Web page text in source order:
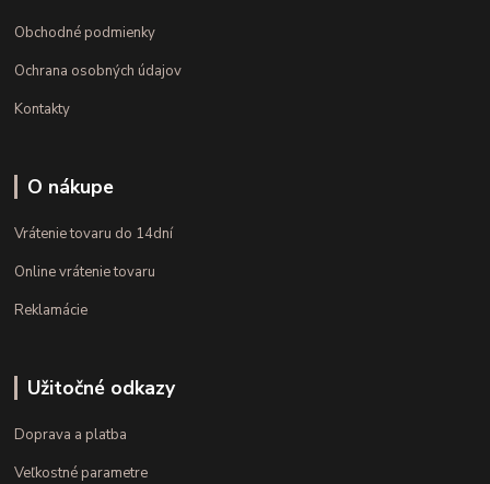
Obchodné podmienky
Ochrana osobných údajov
Kontakty
O nákupe
Vrátenie tovaru do 14dní
Online vrátenie tovaru
Reklamácie
Užitočné odkazy
Doprava a platba
Veľkostné parametre